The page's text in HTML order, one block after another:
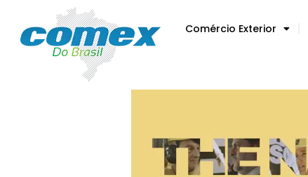
Comércio Exterior